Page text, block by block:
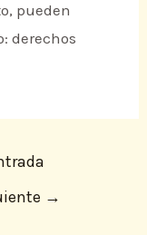
pueden
derechos
→